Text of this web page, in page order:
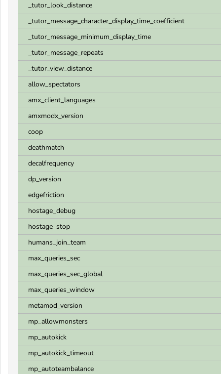
_tutor_look_distance
_tutor_message_character_display_time_coefficient
_tutor_message_minimum_display_time
_tutor_message_repeats
_tutor_view_distance
allow_spectators
amx_client_languages
amxmodx_version
coop
deathmatch
decalfrequency
dp_version
edgefriction
hostage_debug
hostage_stop
humans_join_team
max_queries_sec
max_queries_sec_global
max_queries_window
metamod_version
mp_allowmonsters
mp_autokick
mp_autokick_timeout
mp_autoteambalance